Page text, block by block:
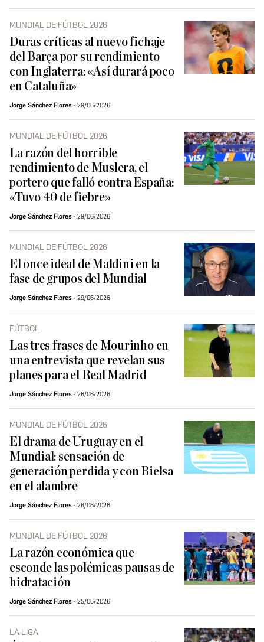
MUNDIAL DE FÚTBOL 2026
Duras críticas al nuevo fichaje
del Barça por su rendimiento
con Inglaterra: «Así durará poco
en Cataluña»
Jorge Sánchez Flores 29/06/2026
MUNDIAL DE FÚTBOL 2026
La razón del horrible
rendimiento de Muslera, el
portero que falló contra España:
«Tuvo 40 de fiebre»
Jorge Sánchez Flores 29/06/2026
MUNDIAL DE FÚTBOL 2026
El once ideal de Maldini en la
fase de grupos del Mundial
Jorge Sánchez Flores 29/06/2026
FÚTBOL
Las tres frases de Mourinho en
una entrevista que revelan sus
planes para el Real Madrid
Jorge Sánchez Flores 26/06/2026
MUNDIAL DE FÚTBOL 2026
El drama de Uruguay en el
Mundial: sensación de
generación perdida y con Bielsa
en el alambre
Jorge Sánchez Flores 26/06/2026
MUNDIAL DE FÚTBOL 2026
La razón económica que
esconde las polémicas pausas de
hidratación
Jorge Sánchez Flores 25/06/2026
LA LIGA